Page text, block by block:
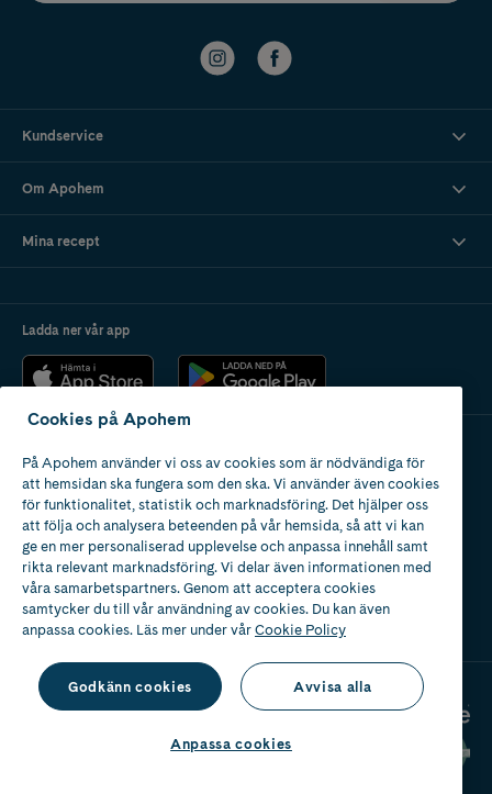
Kundservice
Om Apohem
Mina recept
Ladda ner vår app
Apotek med tillstånd
av Läkemedelsverket
Cookies på Apohem
På Apohem använder vi oss av cookies som är nödvändiga för
att hemsidan ska fungera som den ska. Vi använder även cookies
för funktionalitet, statistik och marknadsföring. Det hjälper oss
att följa och analysera beteenden på vår hemsida, så att vi kan
ge en mer personaliserad upplevelse och anpassa innehåll samt
rikta relevant marknadsföring. Vi delar även informationen med
våra samarbetspartners. Genom att acceptera cookies
samtycker du till vår användning av cookies. Du kan även
anpassa cookies. Läs mer under vårCookie Policy
Godkänn cookies Avvisa alla
Anpassa cookies